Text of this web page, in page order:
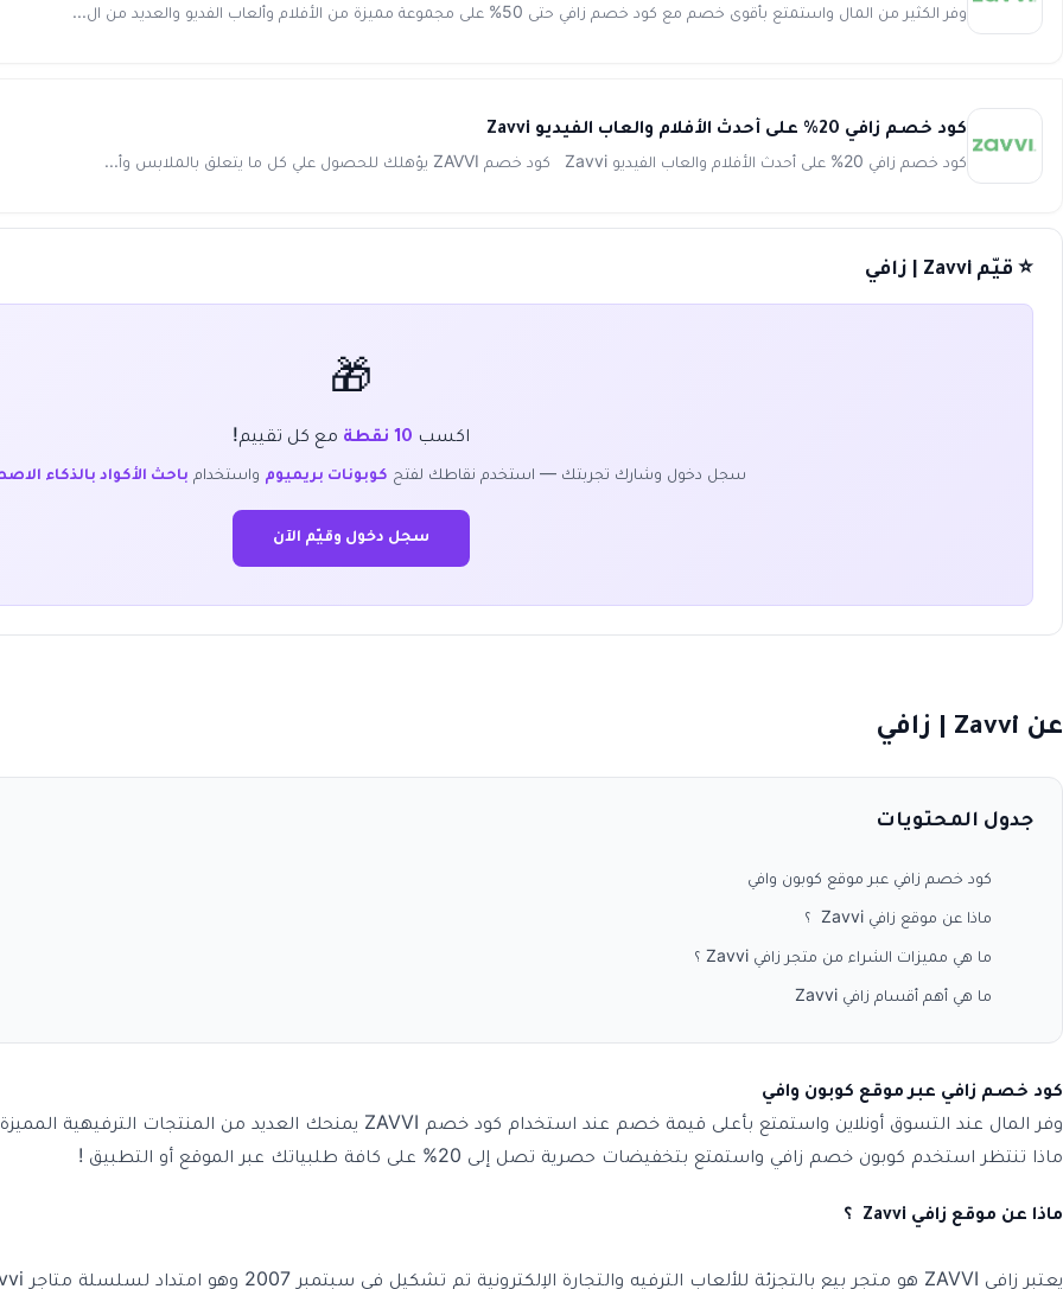
وفر الكثير من المال واستمتع بأقوى خصم مع كود خصم زافي حتى 50% على مجموعة مميزة من الأفلام وألعاب الفديو والعديد من ال...
كود خصم زافي 20% على أحدث الأفلام والعاب الفيديو Zavvi
كود خصم زافي 20% على أحدث الأفلام والعاب الفيديو Zavvi كود خصم ZAVVI يؤهلك للحصول علي كل ما يتعلق بالملابس وأ...
⭐ قيّم Zavvi | زافي
🎁
اكسب 10 نقطة مع كل تقييم!
سجل دخول وشارك تجربتك — استخدم نقاطك لفتح كوبونات بريميوم واستخدام باحث الأكواد بالذكاء
سجل دخول وقيّم الآن
عن Zavvi | زافي
جدول المحتويات
كود خصم زافي عبر موقع كوبون وافي
ماذا عن موقع زافي Zavvi ؟
ما هي مميزات الشراء من متجر زافي Zavvi ؟
ما هي أهم أقسام زافي Zavvi
كود خصم زافي عبر موقع كوبون وافي
ماذا تنتظر استخدم كوبون خصم زافي واستمتع بتخفيضات حصرية تصل إلى 20% على كافة طلبياتك عبر الموقع أو التطبيق !
ماذا عن موقع زافي Zavvi ؟